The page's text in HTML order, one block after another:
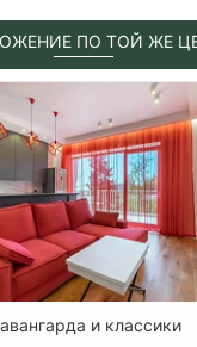
ПО ТОЙ ЖЕ
и классики